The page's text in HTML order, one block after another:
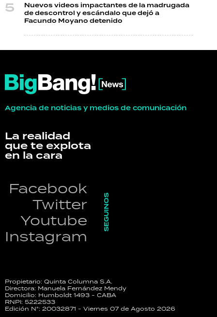
Nuevos videos impactantes de la madrugada
de descontrol y escándalo que dejó a
Facundo Moyano detenido
Agencia de noticias y medios de comunicación
La realidad
que te explota
en la cara
Facebook
Twitter
Youtube
Instagram
SEGUINOS
Propietario: Quinta Columna S.A.
Directora: Manuela Fernández Mendy
Domicilio: Humboldt 1493 - CABA
RNPI: 5222533
Edición N°: 20032871 - Viernes 07 de Agosto 2026